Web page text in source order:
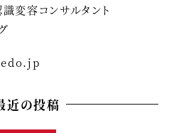
変容コンサルタント
近の投稿